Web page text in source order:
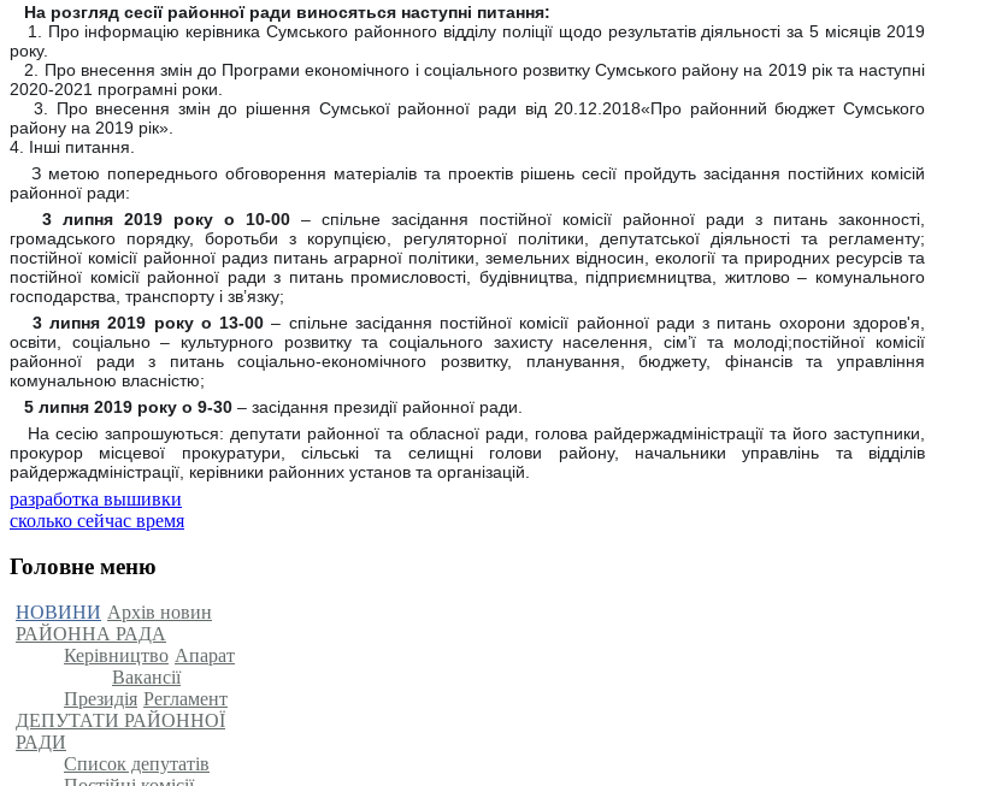
На розгляд сесії районної ради виносяться наступні питання:
1. Про інформацію керівника Сумського районного відділу поліції щодо результатів діяльності за 5 місяців 2019
року.
2. Про внесення змін до Програми економічного і соціального розвитку Сумського району на 2019 рік та наступні
2020-2021 програмні роки.
3. Про внесення змін до рішення Сумської районної ради від 20.12.2018«Про районний бюджет Сумського
району на 2019 рік».
4. Інші питання.
З метою попереднього обговорення матеріалів та проектів рішень сесії пройдуть засідання постійних комісій
районної ради:
3 липня 2019 року о 10-00 – спільне засідання постійної комісії районної ради з питань законності,
громадського порядку, боротьби з корупцією, регуляторної політики, депутатської діяльності та регламенту;
постійної комісії районної радиз питань аграрної політики, земельних відносин, екології та природних ресурсів та
постійної комісії районної ради з питань промисловості, будівництва, підприємництва, житлово – комунального
господарства, транспорту і зв’язку;
3 липня 2019 року о 13-00 – спільне засідання постійної комісії районної ради з питань охорони здоров'я,
освіти, соціально – культурного розвитку та соціального захисту населення, сім’ї та молоді;постійної комісії
районної ради з питань соціально-економічного розвитку, планування, бюджету, фінансів та управління
комунальною власністю;
5 липня 2019 року о 9-30 – засідання президії районної ради.
На сесію запрошуються: депутати районної та обласної ради, голова райдержадміністрації та його заступники,
прокурор місцевої прокуратури, сільські та селищні голови району, начальники управлінь та відділів
райдержадміністрації, керівники районних установ та організацій.
разработка вышивки
сколько сейчас время
Головне меню
НОВИНИ Архів новин
РАЙОННА РАДА
Керівництво Апарат
Вакансії
Президія Регламент
ДЕПУТАТИ РАЙОННОЇ
РАДИ
Список депутатів